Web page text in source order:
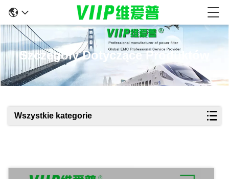
Szczegóły Dotyczące Produktów
Wszystkie kategorie